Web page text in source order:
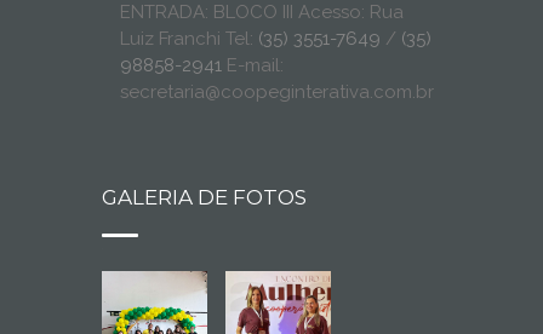
ENTRADA: BLOCO III Acesso: Rua
Luiz Franchi Tel: (35) 3551-7649 / (35)
98858-2941 E-mail:
secretaria@coopeginterativa.com.br
GALERIA DE FOTOS